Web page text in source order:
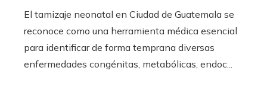
El tamizaje neonatal en Ciudad de Guatemala se
reconoce como una herramienta médica esencial
para identificar de forma temprana diversas
enfermedades congénitas, metabólicas, endoc...